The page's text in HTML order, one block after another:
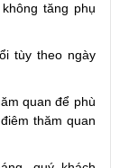
tăng phụ
tùy theo ngày
quan để phù
thăm quan